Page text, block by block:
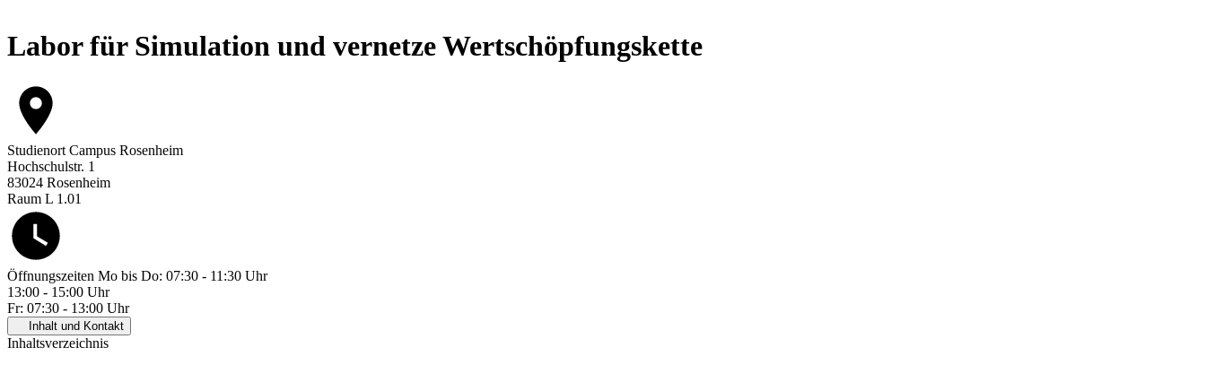
Labor für Simulation und vernetze Wertschöpfungskette
StudienortCampus Rosenheim
Hochschulstr. 1
83024 Rosenheim
Raum L 1.01
Öffnungszeiten Mo bis Do: 07:30 - 11:30 Uhr
13:00 - 15:00 Uhr
Fr: 07:30 - 13:00 Uhr
Inhalt und Kontakt
Inhaltsverzeichnis